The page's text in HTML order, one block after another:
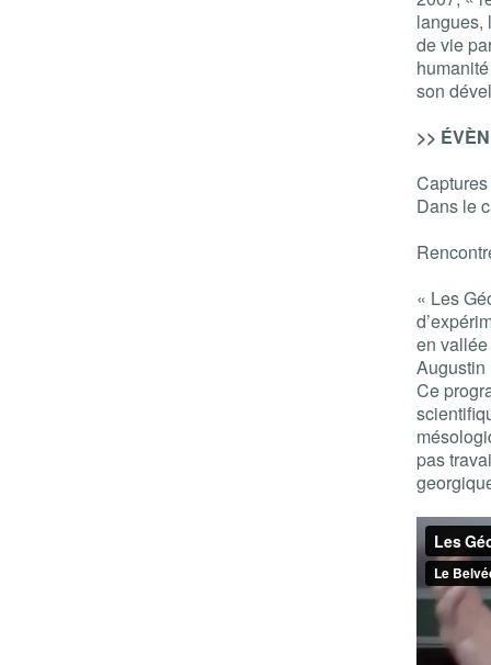
langues,
de vie
son
>>
Dans le
« Les
en
Augustin
Ce
pas